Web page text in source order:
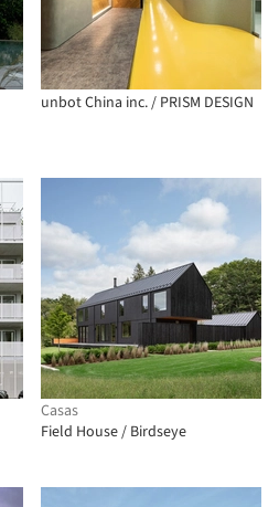
unbot China inc. / PRISM DESIGN
Casas
Field House / Birdseye